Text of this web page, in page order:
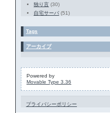
独り言 (30)
自宅サーバ (51)
Tags
アーカイブ
Powered by
Movable Type 3.36
プライバシーポリシー